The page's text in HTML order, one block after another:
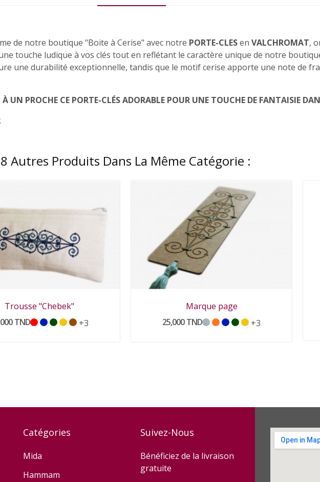
de notre boutique "Boite à Cerise" avec notre PORTE-CLESenVALCHROMAT,
touche ludique à vos clés tout en reflétant le caractère unique de notre
une durabilité exceptionnelle, tandis que le motif cerise apporte une note de
À UN PROCHE CE PORTE-CLÉS ADORABLE POUR UNE TOUCHE DE FANTAISIE
8 Autres Produits Dans La Même Catégorie :
Trousse "Chebek"
TND
+3
Marque page
25,000 TND
+3
Catégories
Mida
Hammam
Suivez-Nous
Bénéficiez de la livraison
gratuite